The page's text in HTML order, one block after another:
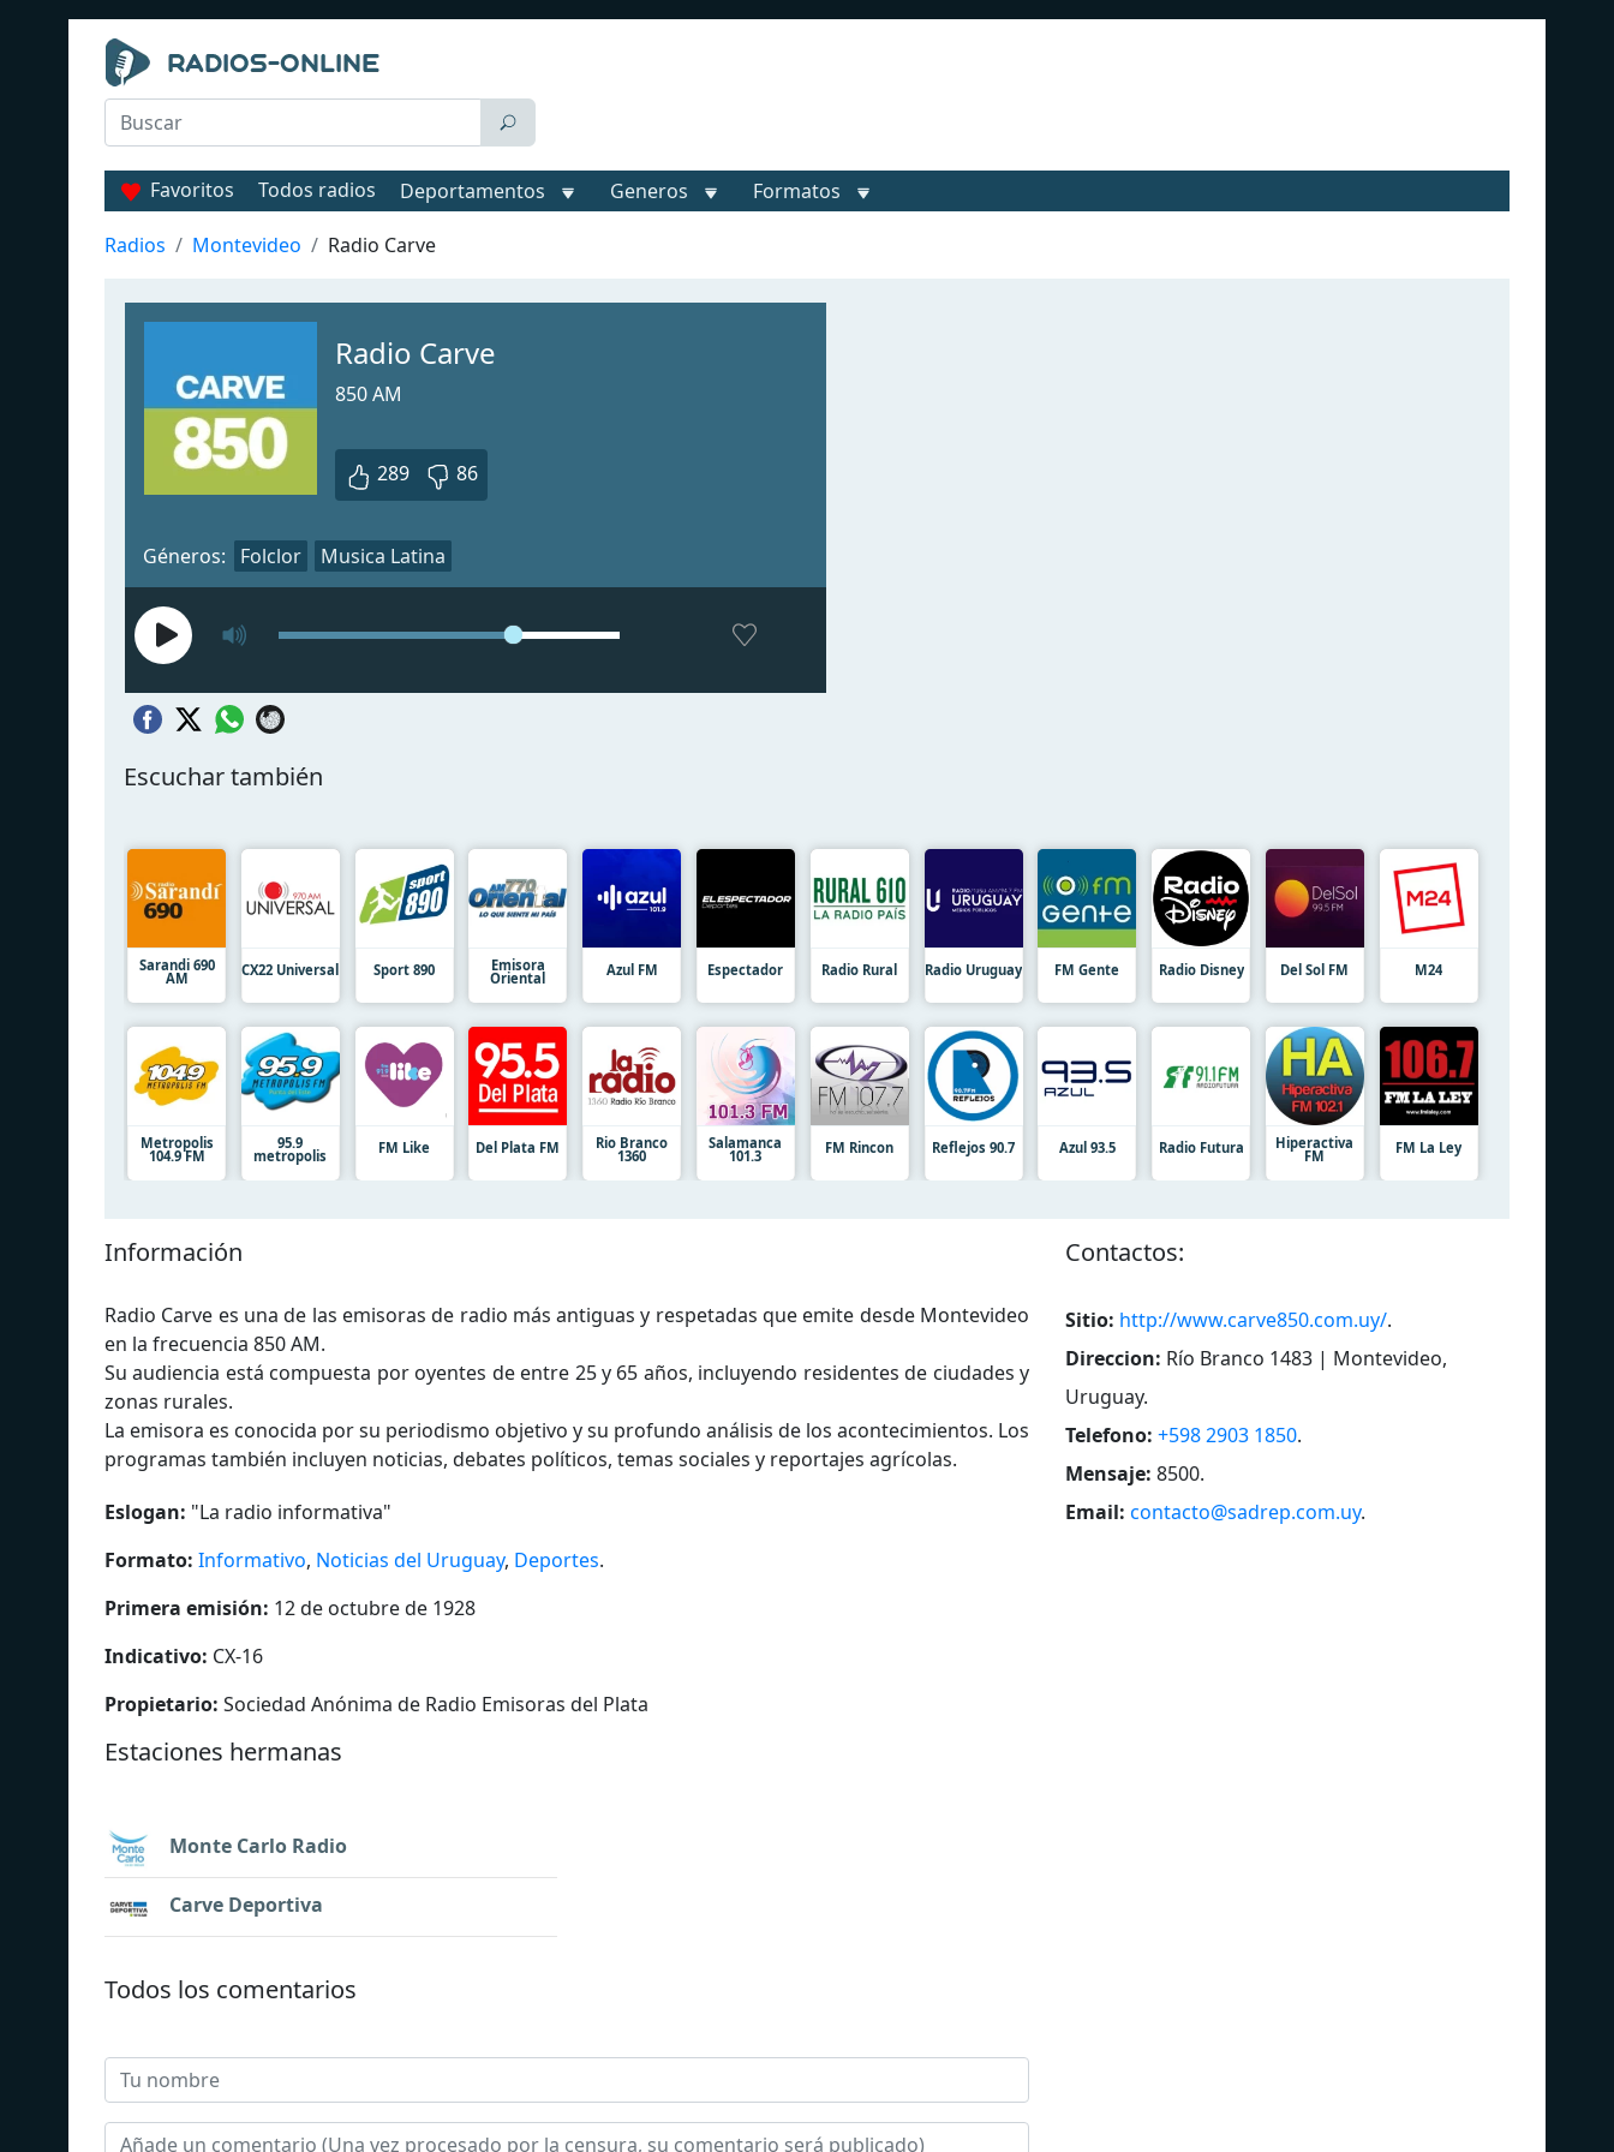
Favoritos Todos radios Deportamentos Generos Formatos
Radios Montevideo Radio Carve
Radio Carve
850 AM
289 86
Géneros: Folclor Musica Latina
Escuchar también
Sarandi 690
AM CX22 Universal Sport 890 Emisora
Oriental Azul FM Espectador Radio Rural Radio Uruguay FM Gente Radio Disney Del Sol FM M24
Metropolis
104.9 FM
95.9
metropolis FM Like Del Plata FM Rio Branco
1360
Salamanca
101.3 FM Rincon Reflejos 90.7 Azul 93.5 Radio Futura Hiperactiva
FM FM La Ley
Información
Radio Carve es una de las emisoras de radio más antiguas y respetadas que emite desde Montevideo
en la frecuencia 850 AM.
Su audiencia está compuesta por oyentes de entre 25 y 65 años, incluyendo residentes de ciudades y
zonas rurales.
La emisora es conocida por su periodismo objetivo y su profundo análisis de los acontecimientos. Los
programas también incluyen noticias, debates políticos, temas sociales y reportajes agrícolas.
Eslogan: "La radio informativa"
Formato: Informativo, Noticias del Uruguay, Deportes.
Primera emisión: 12 de octubre de 1928
Indicativo: CX-16
Propietario: Sociedad Anónima de Radio Emisoras del Plata
Estaciones hermanas
Monte Carlo Radio
Carve Deportiva
Сontactos:
Sitio: http://www.carve850.com.uy/.
Direccion: Río Branco 1483 | Montevideo,
Uruguay.
Telefono: +598 2903 1850.
Mensaje: 8500.
Email: contacto@sadrep.com.uy.
Todos los comentarios